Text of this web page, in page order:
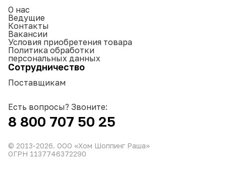
О нас
Ведущие
Контакты
Вакансии
Условия приобретения товара
Политика обработки
персональных данных
Сотрудничество
Поставщикам
Есть вопросы? Звоните:
8 800 707 50 25
© 2013-2026. ООО «Хом Шоппинг Раша»
ОГРН 1137746372290